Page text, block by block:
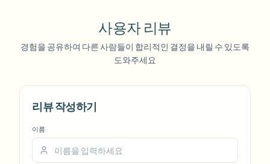
사용자 리뷰
경험을 공유하여 다른 사람들이 합리적인 결정을 내릴 수 있도록
도와주세요
리뷰 작성하기
이름